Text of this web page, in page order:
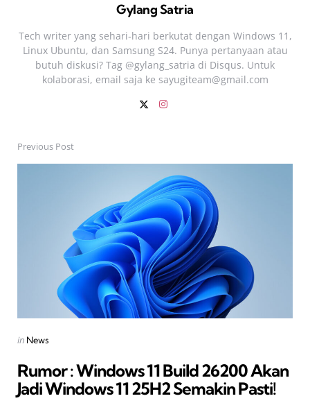
Gylang Satria
Tech writer yang sehari‑hari berkutat dengan Windows 11,
Linux Ubuntu, dan Samsung S24. Punya pertanyaan atau
butuh diskusi? Tag @gylang_satria di Disqus. Untuk
kolaborasi, email saja ke sayugiteam@gmail.com
PostPrevious Post
Posted
in News
Rumor : Windows 11 Build 26200 Akan
Jadi Windows 11 25H2 Semakin Pasti!